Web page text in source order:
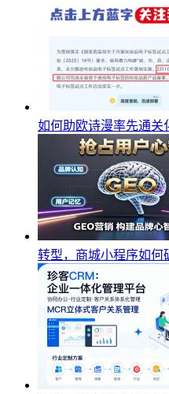
如何助欧诗漫率先通关
转型，商城小程序如何